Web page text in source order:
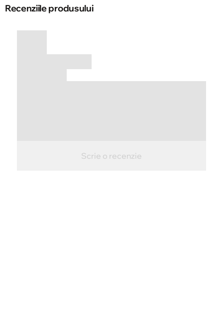
Recenziile produsului
Scrie o recenzie